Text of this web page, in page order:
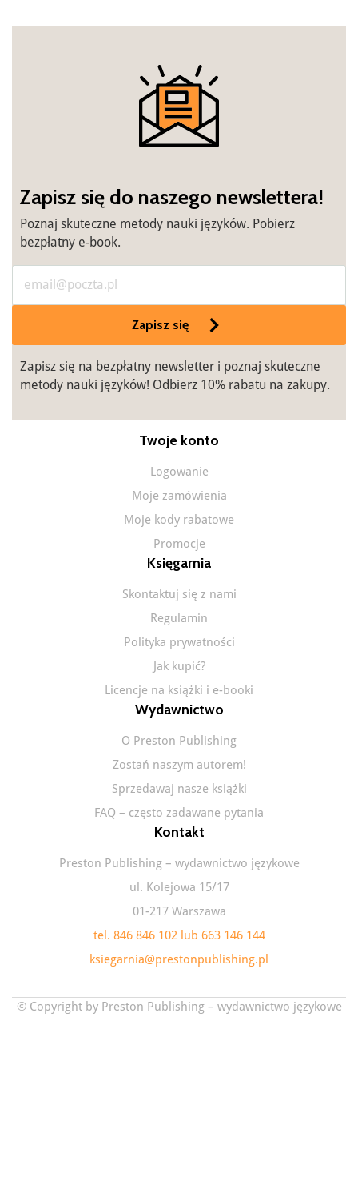
Zapisz się do naszego newslettera!
Poznaj skuteczne metody nauki języków. Pobierz
bezpłatny e-book.
Zapisz się
Zapisz się na bezpłatny newsletter i poznaj skuteczne
metody nauki języków! Odbierz 10% rabatu na zakupy.
Twoje konto
Logowanie
Moje zamówienia
Moje kody rabatowe
Promocje
Księgarnia
Skontaktuj się z nami
Regulamin
Polityka prywatności
Jak kupić?
Licencje na książki i e-booki
Wydawnictwo
O Preston Publishing
Zostań naszym autorem!
Sprzedawaj nasze książki
FAQ – często zadawane pytania
Kontakt
Preston Publishing – wydawnictwo językowe
ul. Kolejowa 15/17
01-217 Warszawa
tel. 846 846 102 lub 663 146 144
ksiegarnia@prestonpublishing.pl
© Copyright by Preston Publishing – wydawnictwo językowe